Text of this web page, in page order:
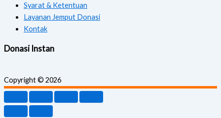
Syarat & Ketentuan
Layanan Jemput Donasi
Kontak
Donasi Instan
Copyright © 2026